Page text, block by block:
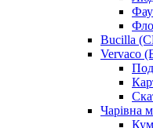
Bucilla
Vervaco
Чарiвна